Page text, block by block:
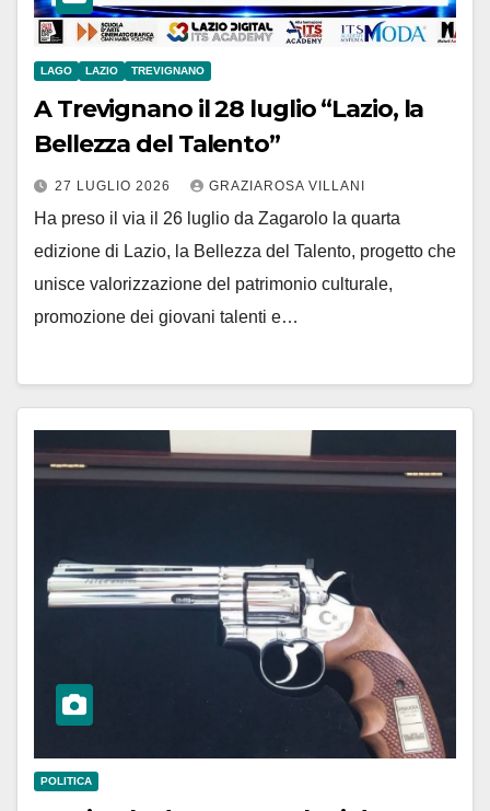
LAGO LAZIO TREVIGNANO
A Trevignano il 28 luglio “Lazio, la
Bellezza del Talento”
27 LUGLIO 2026 GRAZIAROSA VILLANI
Ha preso il via il 26 luglio da Zagarolo la quarta
edizione di Lazio, la Bellezza del Talento, progetto che
unisce valorizzazione del patrimonio culturale,
promozione dei giovani talenti e…
POLITICA